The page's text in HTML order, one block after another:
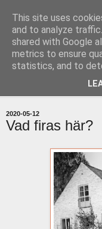
med stort och smått
2020-05-12
Vad firas här?
This site uses
and to analyze
shared with Google
metrics to ensure
statistics, and to